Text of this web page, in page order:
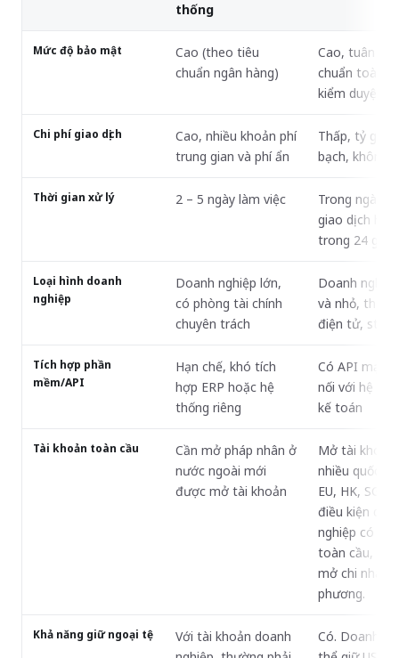
thống
Mức độ bảo mật
Cao (theo tiêu
chuẩn ngân hàng)
Cao, tuân
chuẩn toàn
kiểm duyệt
Chi phí giao dịch
Cao, nhiều khoản phí
trung gian và phí ẩn
Thấp, tỷ giá
bạch, không
Thời gian xử lý 2 – 5 ngày làm việc
Trong ngày
giao dịch
trong 24 giờ)
Loại hình doanh
nghiệp
Doanh nghiệp lớn,
có phòng tài chính
chuyên trách
Doanh
và nhỏ,
điện tử,
Tích hợp phần
mềm/API
Hạn chế, khó tích
hợp ERP hoặc hệ
thống riêng
Có API
nối với hệ
kế toán
Tài khoản toàn cầu
Cần mở pháp nhân ở
nước ngoài mới
được mở tài khoản
Mở tài
nhiều quốc
EU, HK, SG...)
điều kiện
nghiệp có
toàn cầu,
mở chi
phương.
Khả năng giữ ngoại tệ
Với tài khoản doanh
Có. Doanh